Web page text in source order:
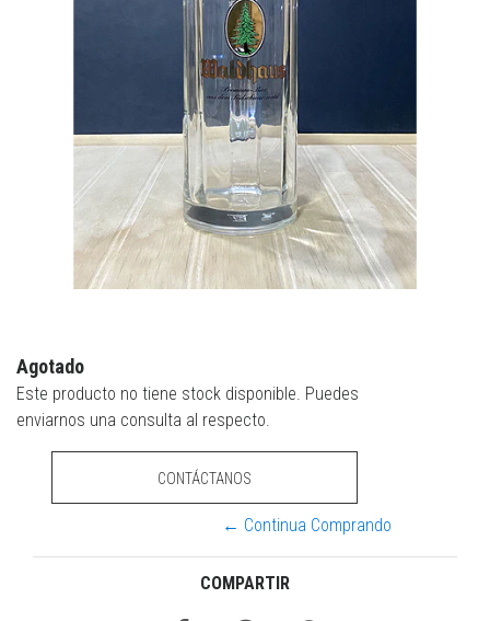
Agotado
Este producto no tiene stock disponible. Puedes
enviarnos una consulta al respecto.
CONTÁCTANOS
← Continua Comprando
COMPARTIR